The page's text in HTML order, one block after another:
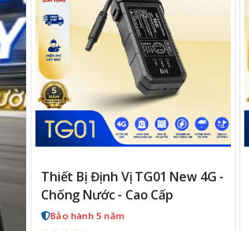
Thiết Bị Định Vị TG01 New 4G -
Chống Nước - Cao Cấp
Bảo hành 5 năm